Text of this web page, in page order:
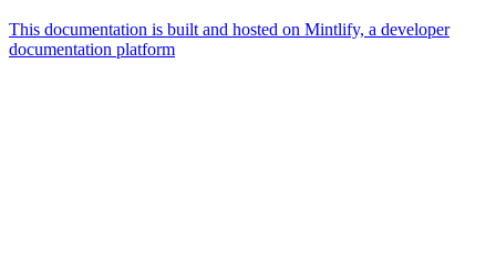
This documentation is built and hosted on Mintlify, a developer
documentation platform